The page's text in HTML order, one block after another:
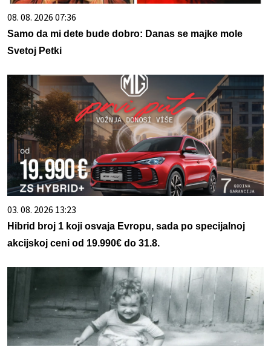
08. 08. 2026 07:36
Samo da mi dete bude dobro: Danas se majke mole
Svetoj Petki
03. 08. 2026 13:23
Hibrid broj 1 koji osvaja Evropu, sada po specijalnoj
akcijskoj ceni od 19.990€ do 31.8.